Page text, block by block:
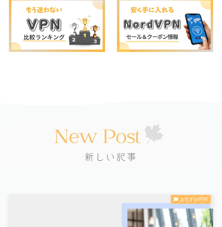
おすすめVPN